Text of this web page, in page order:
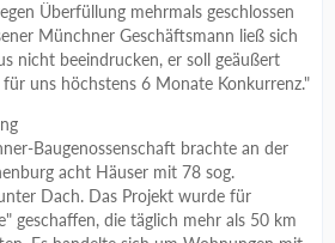
Überfüllung mehrmals geschlossen
Münchner Geschäftsmann ließ sich
nicht beeindrucken, er soll geäußert
uns höchstens 6 Monate Konkurrenz."
Baugenossenschaft brachte an der
acht Häuser mit 78 sog.
Dach. Das Projekt wurde für
geschaffen, die täglich mehr als 50 km